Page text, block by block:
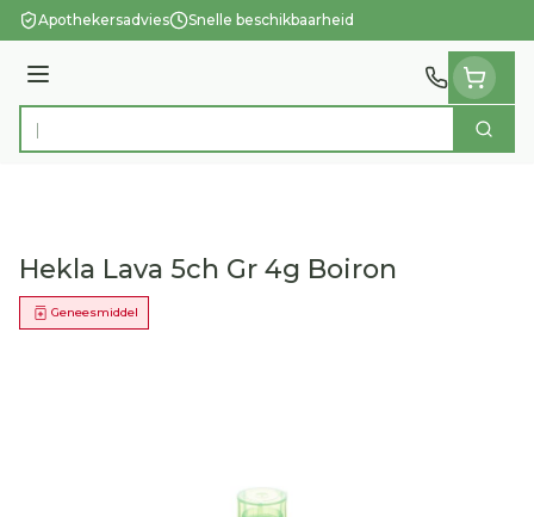
Ga naar de inhoud
Apothekersadvies Snelle beschikbaarheid
Menu
Product, merk, categorie... Zoek
Hekla Lava 5ch Gr 4g Boiron
Geneesmiddel